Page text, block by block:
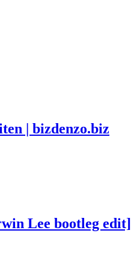
| bizdenzo.biz
Lee bootleg edit]